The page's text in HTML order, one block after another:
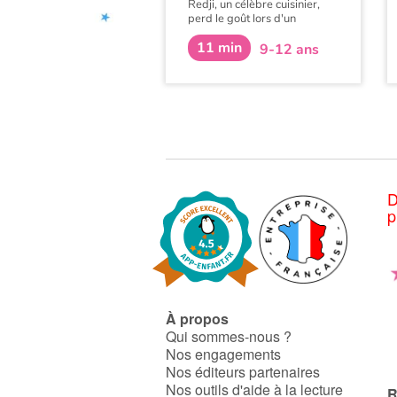
Redji, un célèbre cuisinier,
perd le goût lors d'un
accident survenu au cours
d'une de ses émissions
télévisées. Perdre le goût
11 min 9-12 ans
À propos
Qui sommes-nous ?
Nos engagements
Nos éditeurs partenaires
Nos outils d'aide à la lecture